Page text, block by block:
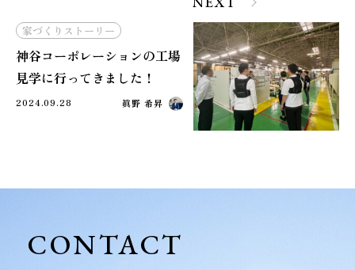
家づくりストーリー
神谷コーポレーションの工場
見学に行ってきました！
2024.09.28 眞野 希昇
CONTACT